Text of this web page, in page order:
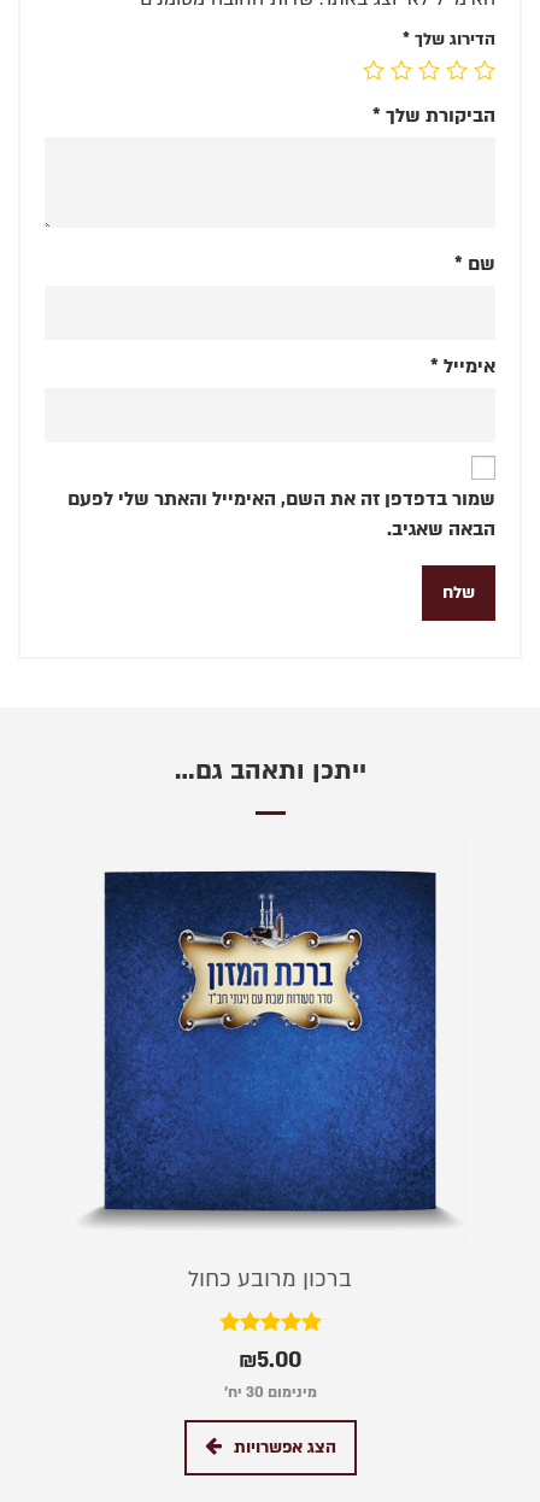
הדירוג שלך *
הביקורת שלך *
שם *
אימייל *
שמור בדפדפן זה את השם, האימייל והאתר שלי לפעם
הבאה שאגיב.
ייתכן ותאהב גם…
ברכון מרובע כחול
דורג
4.75
מתוך 5
₪5.00
מינימום 30 יח׳
הצג אפשרויות